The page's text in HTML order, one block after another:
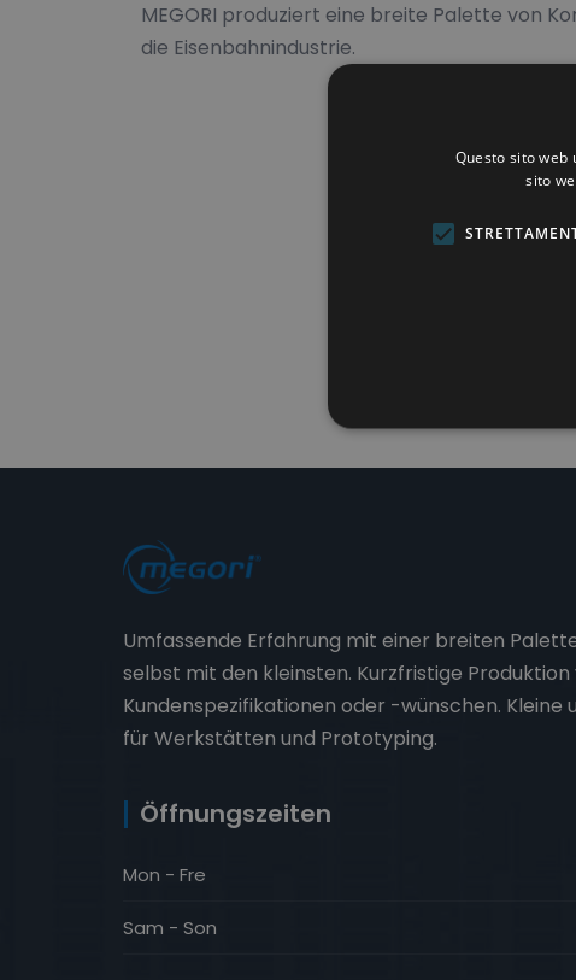
MEGORI produziert eine breite Palette von
die Eisenbahnindustrie.
Umfassende Erfahrung mit einer breiten
selbst mit den kleinsten. Kurzfristige
Kundenspezifikationen oder -wünschen. Kleine
für Werkstätten und Prototyping.
Öffnungszeiten
Mon - Fre
Sam - Son
Questo sito web
sito